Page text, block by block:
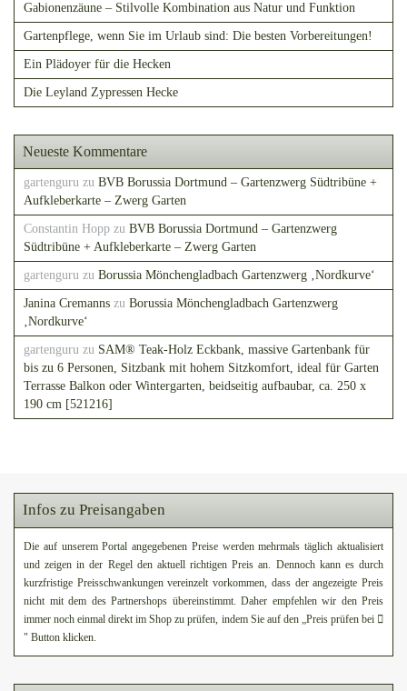
Gabionenzäune – Stilvolle Kombination aus Natur und Funktion
Gartenpflege, wenn Sie im Urlaub sind: Die besten Vorbereitungen!
Ein Plädoyer für die Hecken
Die Leyland Zypressen Hecke
Neueste Kommentare
gartenguru zu BVB Borussia Dortmund – Gartenzwerg Südtribüne +
Aufkleberkarte – Zwerg Garten
Constantin Hopp zu BVB Borussia Dortmund – Gartenzwerg
Südtribüne + Aufkleberkarte – Zwerg Garten
gartenguru zu Borussia Mönchengladbach Gartenzwerg ‚Nordkurve‘
Janina Cremanns zu Borussia Mönchengladbach Gartenzwerg
‚Nordkurve‘
gartenguru zu SAM® Teak-Holz Eckbank, massive Gartenbank für
bis zu 6 Personen, Sitzbank mit hohem Sitzkomfort, ideal für Garten
Terrasse Balkon oder Wintergarten, beidseitig aufbaubar, ca. 250 x
190 cm [521216]
Infos zu Preisangaben
Die auf unserem Portal angegebenen Preise werden mehrmals täglich aktualisiert
und zeigen in der Regel den aktuell richtigen Preis an. Dennoch kann es durch
kurzfristige Preisschwankungen vereinzelt vorkommen, dass der angezeigte Preis
nicht mit dem des Partnershops übereinstimmt. Daher empfehlen wir den Preis
immer noch einmal direkt im Shop zu prüfen, indem Sie auf den „Preis prüfen bei
" Button klicken.